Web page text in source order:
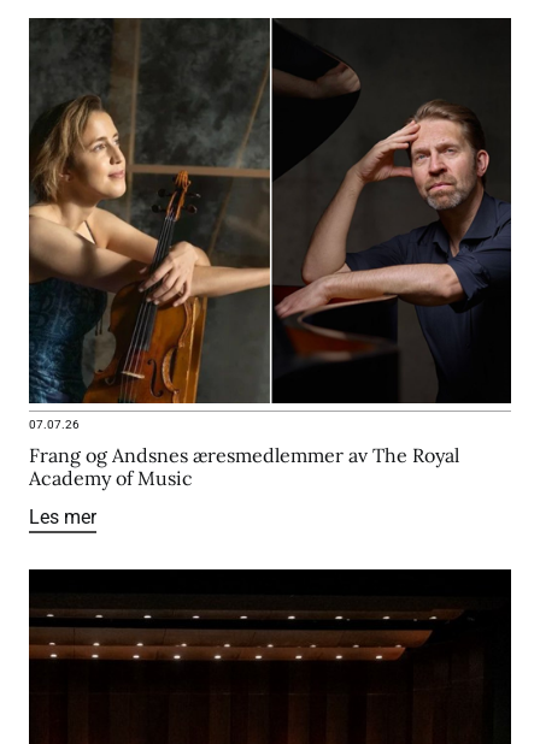
07.07.26
Frang og Andsnes æresmedlemmer av The Royal
Academy of Music
Les mer